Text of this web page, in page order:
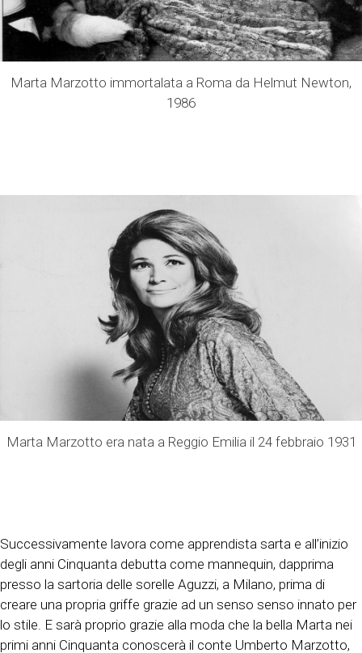
Marta Marzotto immortalata a Roma da Helmut Newton,
1986
Marta Marzotto era nata a Reggio Emilia il 24 febbraio 1931
Successivamente lavora come apprendista sarta e all’inizio
degli anni Cinquanta debutta come mannequin, dapprima
presso la sartoria delle sorelle Aguzzi, a Milano, prima di
creare una propria griffe grazie ad un senso senso innato per
lo stile. E sarà proprio grazie alla moda che la bella Marta nei
primi anni Cinquanta conoscerà il conte Umberto Marzotto,